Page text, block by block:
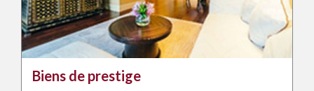
Biens de prestige